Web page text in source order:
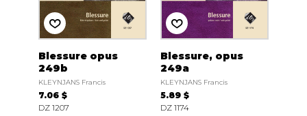
Blessure opus
249b
KLEYNJANS Francis
7.06 $
DZ 1207
Blessure, opus
249a
KLEYNJANS Francis
5.89 $
DZ 1174